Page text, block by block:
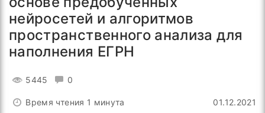
нейросетей и алгоритмов
пространственного анализа для
наполнения ЕГРН
5445 0
Время чтения 1 минута 01.12.2021